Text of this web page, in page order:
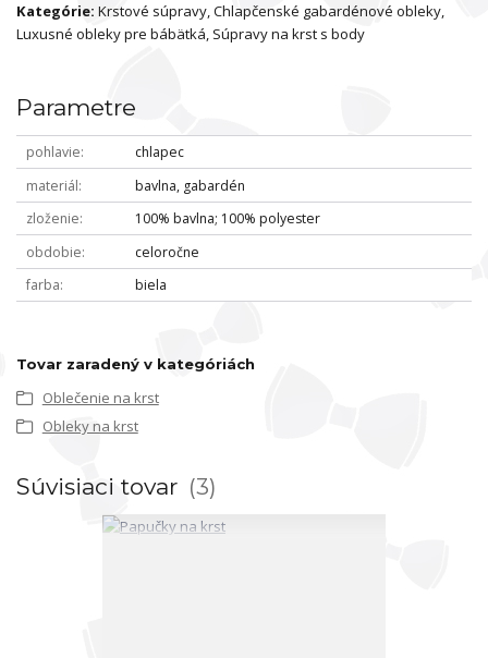
Kategórie: Krstové súpravy, Chlapčenské gabardénové obleky,
Luxusné obleky pre bábätká, Súpravy na krst s body
Parametre
pohlavie
chlapec
materiál
bavlna, gabardén
zloženie
100% bavlna; 100% polyester
obdobie
celoročne
farba
biela
Tovar zaradený v kategóriách
Oblečenie na krst
Obleky na krst
Súvisiaci tovar 3